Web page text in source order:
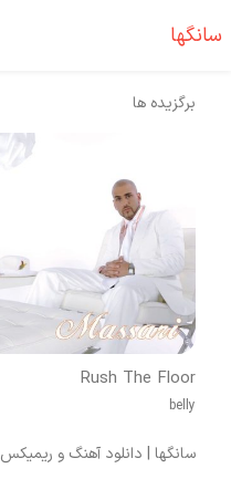
سانگها
برگزیده ها
Rush The Floor
belly
سانگها | دانلود آهنگ و ریمیکس